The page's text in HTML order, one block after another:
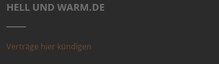
HELL UND WARM.DE
Verträge hier kündigen